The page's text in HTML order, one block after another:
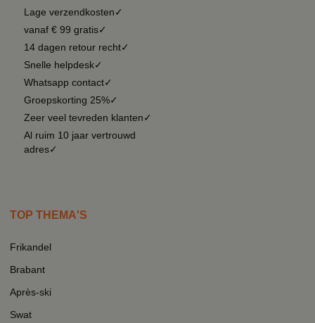
Lage verzendkosten✓
vanaf € 99 gratis✓
14 dagen retour recht✓
Snelle helpdesk✓
Whatsapp contact✓
Groepskorting 25%✓
Zeer veel tevreden klanten✓
Al ruim 10 jaar vertrouwd
adres✓
TOP THEMA'S
Frikandel
Brabant
Après-ski
Swat